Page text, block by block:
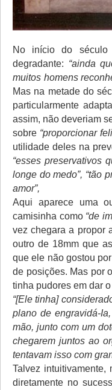
No início do século
degradante: “ainda
muitos homens
Mas na metade do
particularmente
assim, não deveriam
sobre “proporcionar
utilidade deles na
“esses preservativos
longe do medo”, “tão
amor”,
Aqui aparece uma
camisinha como “de
vez chegara a propor
outro de 18mm que
que ele não gostou
de posições. Mas por
tinha pudores em dar o
“[Ele tinha]
plano de engravidá-
mão, junto com um
chegarem juntos ao
tentavam isso com
Talvez intuitivamente,
diretamente no